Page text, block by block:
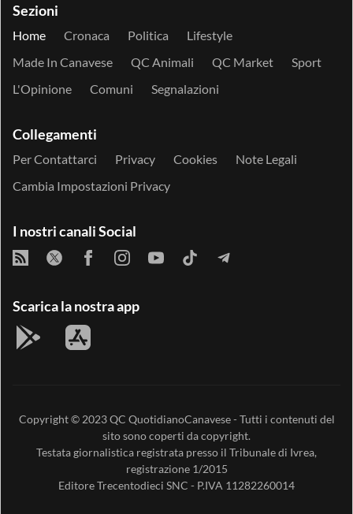
Sezioni
Home Cronaca Politica
Lifestyle
Made In Canavese
QC Animali QC Market
Sport
L'Opinione
Comuni Segnalazioni
Collegamenti
Per Contattarci Privacy Cookies
Note Legali
Cambia Impostazioni Privacy
I nostri canali Social
Scarica la nostra app
Copyright © 2023QC QuotidianoCanavese- Tutti i contenuti del
sito sono coperti da copyright.
Testata giornalistica registrata presso il Tribunale di Ivrea,
registrazione 1/2015
EditoreTrecentodieci SNC - P.IVA 11282260014